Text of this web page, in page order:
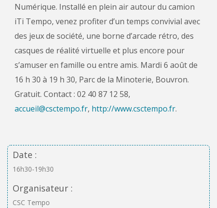
Numérique. Installé en plein air autour du camion
iTi Tempo, venez profiter d’un temps convivial avec
des jeux de société, une borne d’arcade rétro, des
casques de réalité virtuelle et plus encore pour
s’amuser en famille ou entre amis. Mardi 6 août de
16 h 30 à 19 h 30, Parc de la Minoterie, Bouvron.
Gratuit. Contact : 02 40 87 12 58,
accueil@csctempo.fr, http://www.csctempo.fr.
Date :
16h30-19h30
Organisateur :
CSC Tempo